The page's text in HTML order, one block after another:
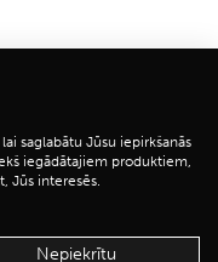
saglabātu Jūsu iepirkšanās
iegādātajiem produktiem,
Jūs interesēs.
Nepiekrītu